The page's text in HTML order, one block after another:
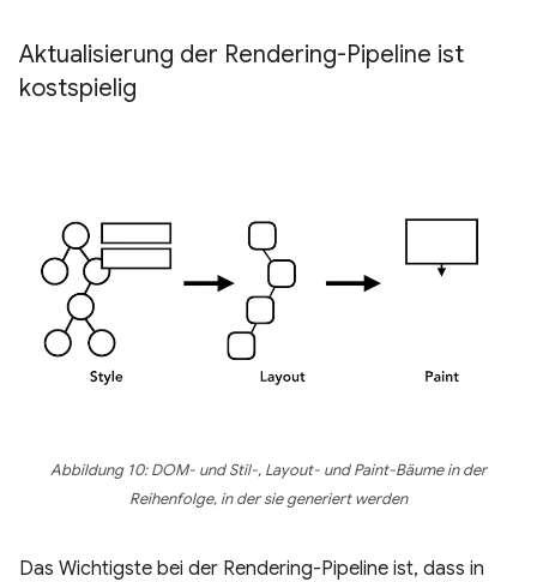
Aktualisierung der Rendering-Pipeline ist
kostspielig
Abbildung 10: DOM- und Stil-, Layout- und Paint-Bäume in der
Reihenfolge, in der sie generiert werden
Das Wichtigste bei der Rendering-Pipeline ist, dass in